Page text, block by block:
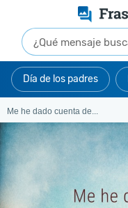
Día de los padres
Me he dado cuenta de...